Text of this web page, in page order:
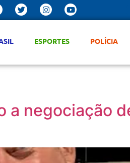
ESPORTES POLÍCIA
a negociação